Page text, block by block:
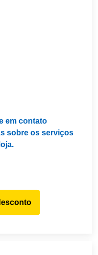
em contato
sobre os serviços